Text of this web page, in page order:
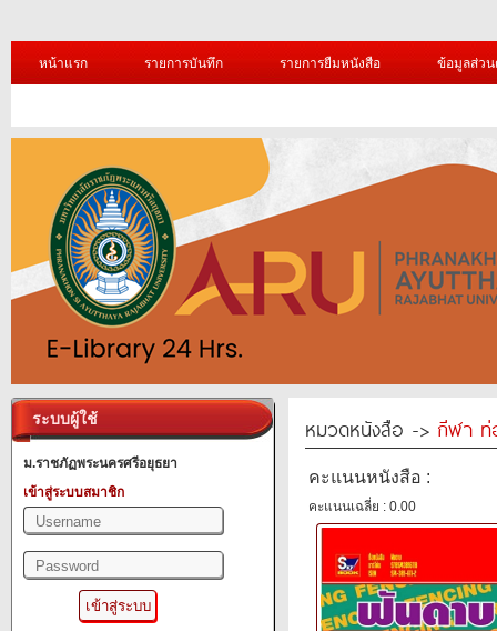
หน้าแรก รายการบันทึก รายการยืมหนังสือ ข้อมูลส่ว
ระบบผู้ใช้
ม.ราชภัฏพระนครศรีอยุธยา
เข้าสู่ระบบสมาชิก
หมวดหนังสือ -> กีฬา ท่
คะแนนหนังสือ :
คะแนนเฉลี่ย : 0.00